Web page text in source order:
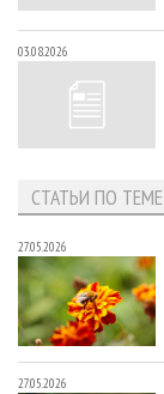
03.08.2026
СТАТЬИ ПО ТЕМЕ
27.05.2026
27.05.2026